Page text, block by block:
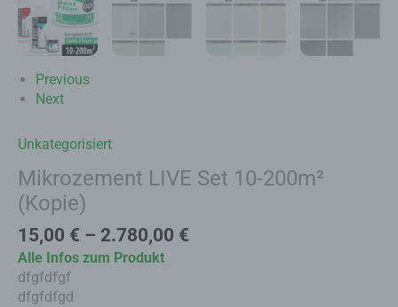
Previous
Next
Unkategorisiert
Mikrozement LIVE Set 10-200m²
(Kopie)
15,00 € – 2.780,00 €
Alle Infos zum Produkt
dfgfdfgf
dfgfdfgd